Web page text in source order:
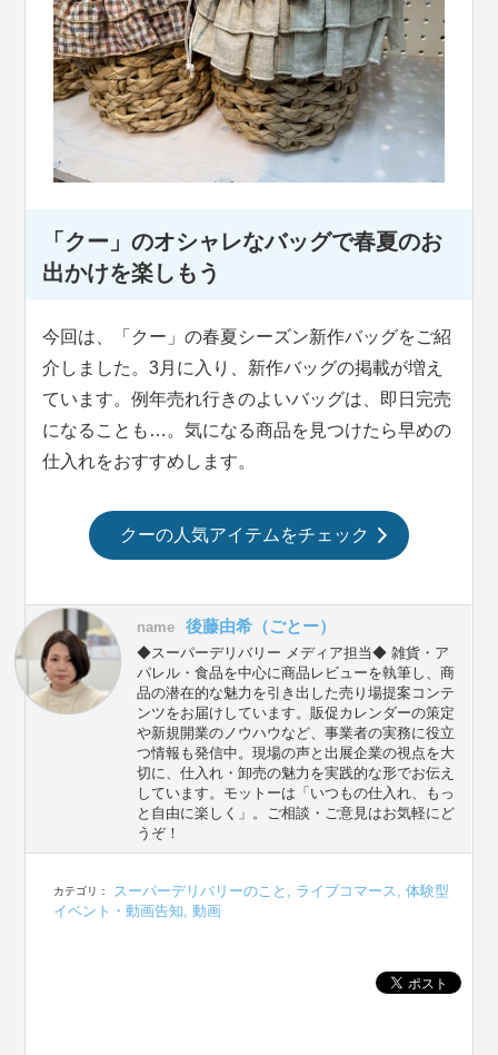
「クー」のオシャレなバッグで春夏のお
出かけを楽しもう
今回は、「クー」の春夏シーズン新作バッグをご紹
介しました。3月に入り、新作バッグの掲載が増え
ています。例年売れ行きのよいバッグは、即日完売
になることも…。気になる商品を見つけたら早めの
仕入れをおすすめします。
クーの人気アイテムをチェック
name 後藤由希（ごとー）
◆スーパーデリバリー メディア担当◆ 雑貨・ア
パレル・食品を中心に商品レビューを執筆し、商
品の潜在的な魅力を引き出した売り場提案コンテ
ンツをお届けしています。販促カレンダーの策定
や新規開業のノウハウなど、事業者の実務に役立
つ情報も発信中。現場の声と出展企業の視点を大
切に、仕入れ・卸売の魅力を実践的な形でお伝え
しています。モットーは「いつもの仕入れ、もっ
と自由に楽しく」。ご相談・ご意見はお気軽にど
うぞ！
カテゴリ： スーパーデリバリーのこと ライブコマース ,体験型
イベント・動画告知 ,動画